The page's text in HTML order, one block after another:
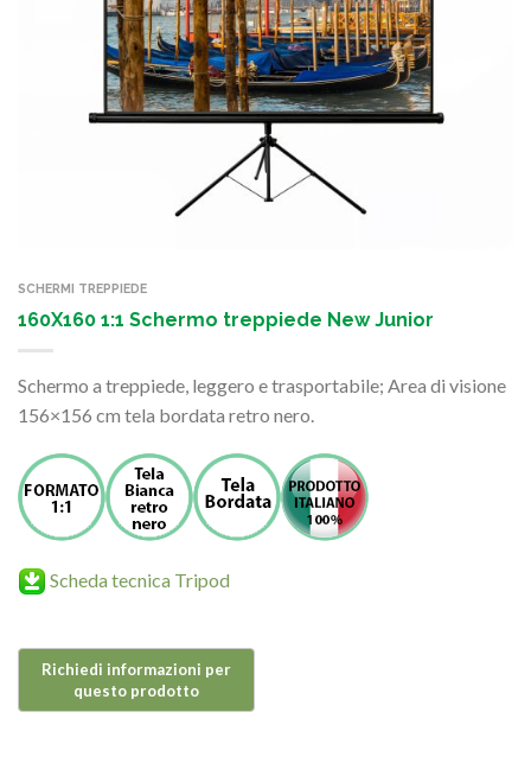
SCHERMI TREPPIEDE
160X160 1:1 Schermo treppiede New Junior
Schermo a treppiede, leggero e trasportabile; Area di visione
156×156 cm tela bordata retro nero.
Scheda tecnica Tripod